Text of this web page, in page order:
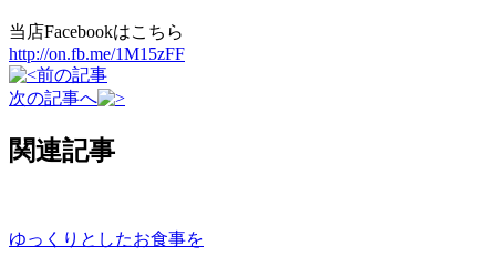
当店Facebookはこちら
http://on.fb.me/1M15zFF
前の記事
次の記事へ
関連記事
ゆっくりとしたお食事を